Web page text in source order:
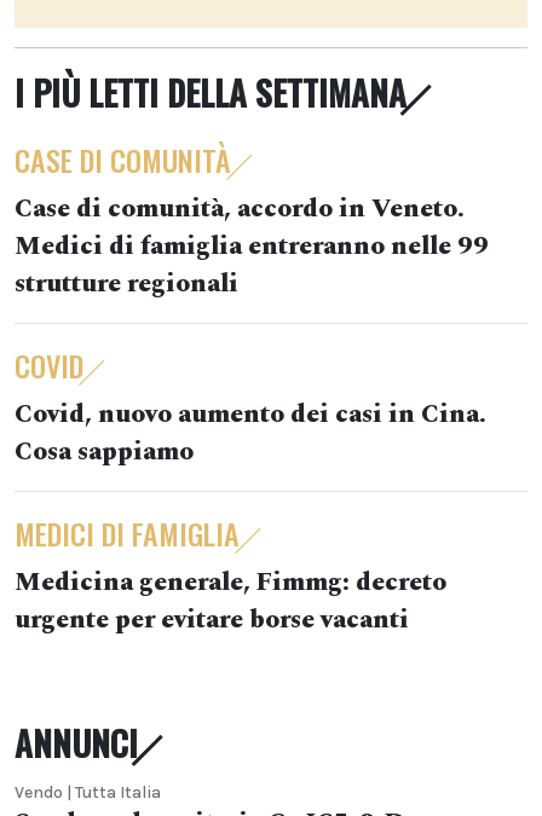
I PIÙ LETTI DELLA SETTIMANA
CASE DI COMUNITÀ
Case di comunità, accordo in Veneto.
Medici di famiglia entreranno nelle 99
strutture regionali
COVID
Covid, nuovo aumento dei casi in Cina.
Cosa sappiamo
MEDICI DI FAMIGLIA
Medicina generale, Fimmg: decreto
urgente per evitare borse vacanti
ANNUNCI
Vendo | Tutta Italia